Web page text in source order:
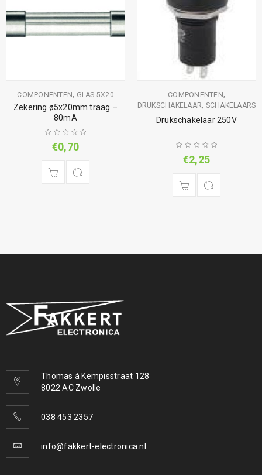
COMPONENTEN, GLAS 5X20
Zekering ø5x20mm traag –
80mA
€0,70
COMPONENTEN,
DRUKSCHAKELAAR, SCHAKELAARS
Drukschakelaar 250V
€2,25
Thomas à Kempisstraat 128
8022 AC Zwolle
038 453 2357
info@fakkert-electronica.nl